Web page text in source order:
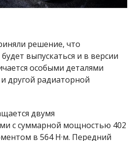
решение, что
выпускаться и в версии
особыми деталями
другой радиаторной
двумя
с суммарной мощностью 402
в 564 Н·м. Передний